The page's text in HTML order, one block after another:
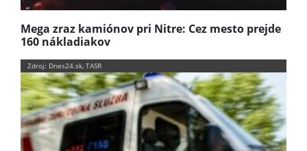
Mega zraz kamiónov pri Nitre: Cez mesto prejde
160 nákladiakov
Zdroj: Dnes24.sk, TASR